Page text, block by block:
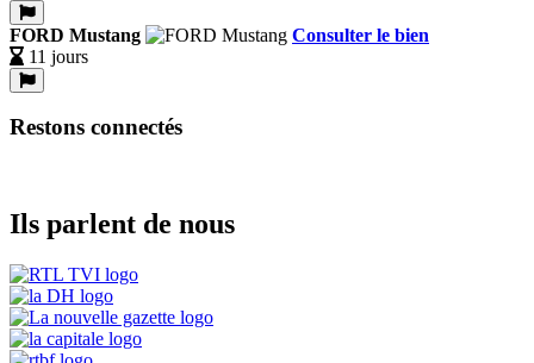
FORD Mustang
Consulter le bien
11 jours
Restons connectés
Ils parlent de nous